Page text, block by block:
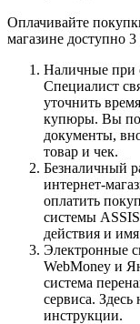
Оплачивайте
магазине доступно
Наличные при
Специалист
уточнить
купюры. Вы
документы,
товар и чек.
Безналичный
интернет-
оплатить
системы
действия и
Электронные
WebMoney и
система
сервиса.
инструкции.